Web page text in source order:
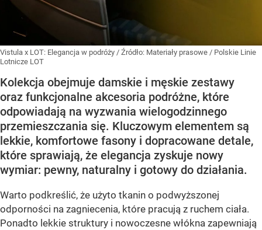
Vistula x LOT: Elegancja w podróży / Źródło: Materiały prasowe / Polskie Linie
Lotnicze LOT
Kolekcja obejmuje damskie i męskie zestawy
oraz funkcjonalne akcesoria podróżne, które
odpowiadają na wyzwania wielogodzinnego
przemieszczania się. Kluczowym elementem są
lekkie, komfortowe fasony i dopracowane detale,
które sprawiają, że elegancja zyskuje nowy
wymiar: pewny, naturalny i gotowy do działania.
Warto podkreślić, że użyto tkanin o podwyższonej
odporności na zagniecenia, które pracują z ruchem ciała.
Ponadto lekkie struktury i nowoczesne włókna zapewniają